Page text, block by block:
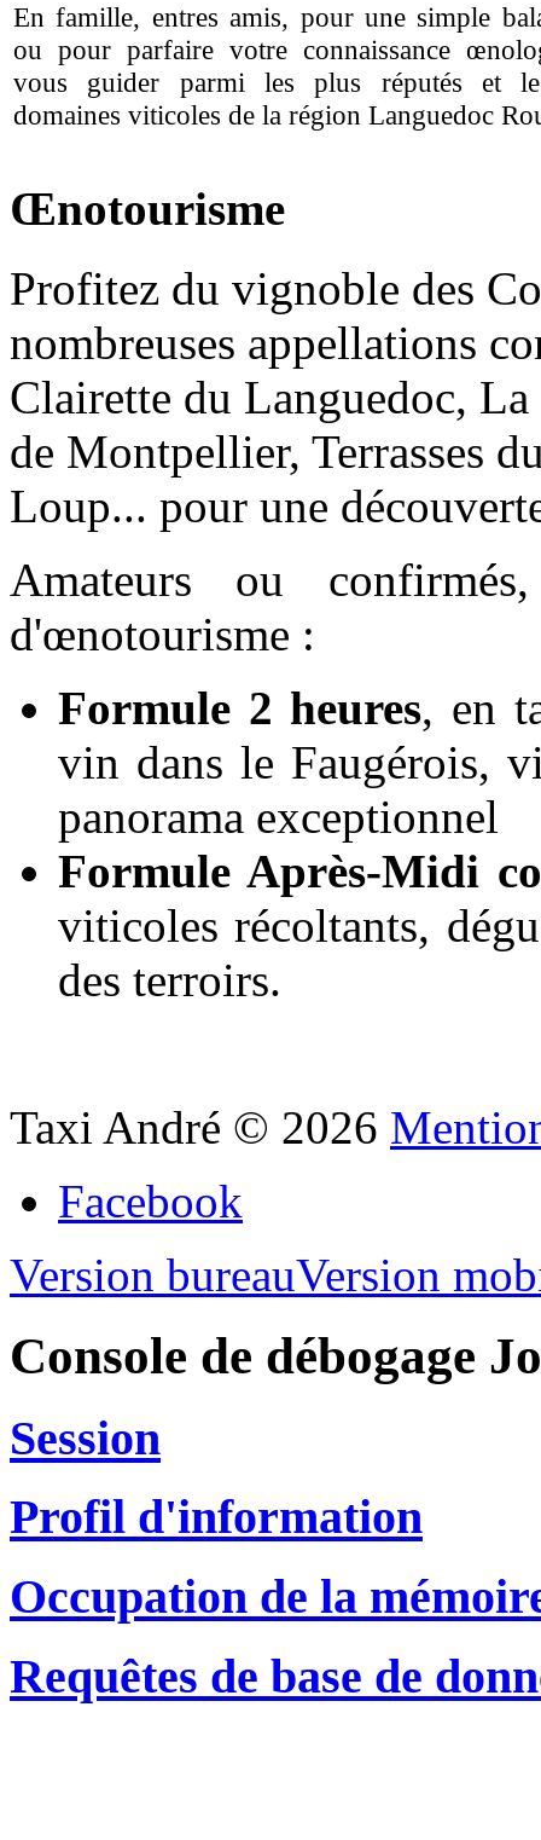
En famille, entres amis, pour une simple
ou pour parfaire votre connaissance
vous guider parmi les plus réputés et
domaines viticoles de la région Languedoc
Œnotourisme
Profitez du vignoble des
nombreuses appellations
Clairette du Languedoc,
de Montpellier, Terrasses
Loup... pour une
Amateurs ou
d'œnotourisme :
Formule 2 heures, en
vin dans le Faugérois,
panorama exceptionnel
Formule Après-Midi
viticoles récoltants,
des terroirs.
Taxi André © 2026
Facebook
Version bureauVersion
Console de débogage
Session
Profil d'information
Occupation de la
Requêtes de base de